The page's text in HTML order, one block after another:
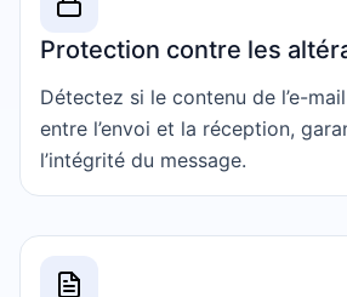
Protection contre les
Détectez si le contenu de l’e-
entre l’envoi et la réception,
l’intégrité du message.